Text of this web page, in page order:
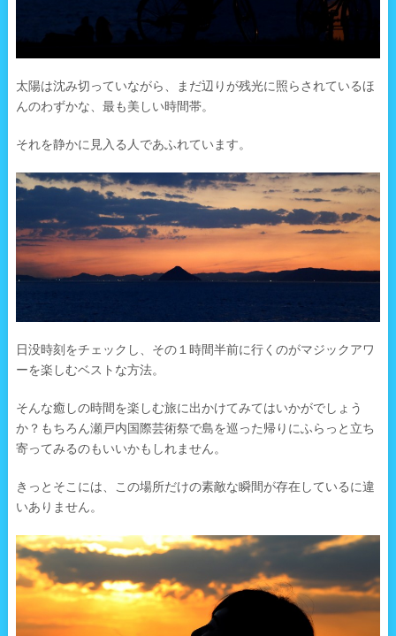
太陽は沈み切っていながら、まだ辺りが残光に照らされているほ
んのわずかな、最も美しい時間帯。
それを静かに見入る人であふれています。
日没時刻をチェックし、その１時間半前に行くのがマジックアワ
ーを楽しむベストな方法。
そんな癒しの時間を楽しむ旅に出かけてみてはいかがでしょう
か？もちろん瀬戸内国際芸術祭で島を巡った帰りにふらっと立ち
寄ってみるのもいいかもしれません。
きっとそこには、この場所だけの素敵な瞬間が存在しているに違
いありません。